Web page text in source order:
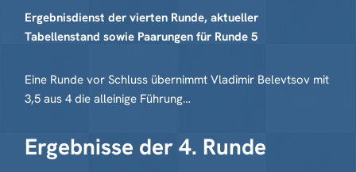
Ergebnisdienst der vierten Runde, aktueller
Tabellenstand sowie Paarungen für Runde 5
Eine Runde vor Schluss übernimmt Vladimir Belevtsov mit
3,5 aus 4 die alleinige Führung…
Ergebnisse der 4. Runde